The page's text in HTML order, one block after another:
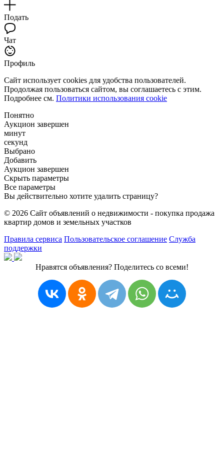
Подать
Чат
Профиль
Сайт использует cookies для удобства пользователей.
Продолжая пользоваться сайтом, вы соглашаетесь с этим.
Подробнее см. Политики использования cookie
Понятно
Аукцион завершен
минут
секунд
Выбрано
Добавить
Аукцион завершен
Скрыть параметры
Все параметры
Вы действительно хотите удалить страницу?
© 2026 Сайт объявлений о недвижимости - покупка продажа
квартир домов и земельных участков
Правила сервиса Пользовательское соглашение Служба
поддержки
Нравятся объявления? Поделитесь со всеми!